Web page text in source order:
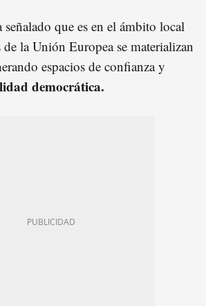
señalado que es en el ámbito local
la Unión Europea se materializan
espacios de confianza y
democrática.